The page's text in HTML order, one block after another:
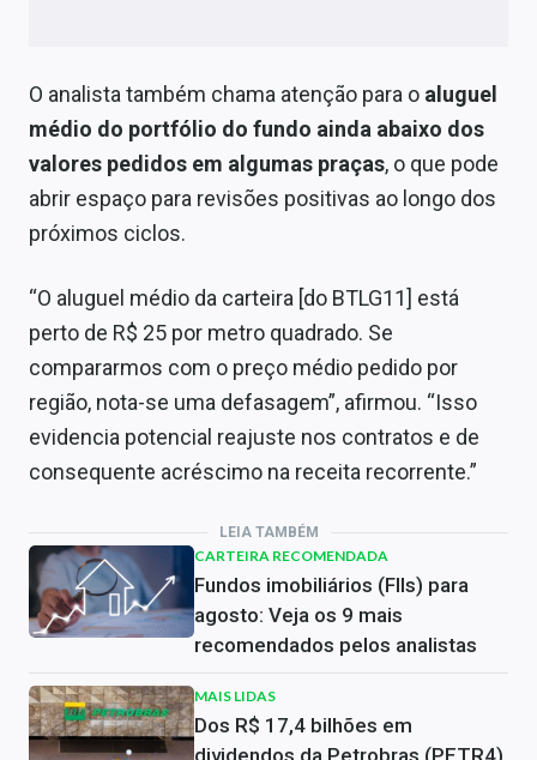
O analista também chama atenção para o aluguel
médio do portfólio do fundo ainda abaixo dos
valores pedidos em algumas praças, o que pode
abrir espaço para revisões positivas ao longo dos
próximos ciclos.
“O aluguel médio da carteira [do BTLG11] está
perto de R$ 25 por metro quadrado. Se
compararmos com o preço médio pedido por
região, nota-se uma defasagem”, afirmou. “Isso
evidencia potencial reajuste nos contratos e de
consequente acréscimo na receita recorrente.”
LEIA TAMBÉM
CARTEIRA RECOMENDADA
Fundos imobiliários (FIIs) para
agosto: Veja os 9 mais
recomendados pelos analistas
MAIS LIDAS
Dos R$ 17,4 bilhões em